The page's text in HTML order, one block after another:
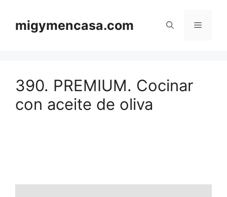
contenido
migymencasa.com Menú
390. PREMIUM. Cocinar
con aceite de oliva